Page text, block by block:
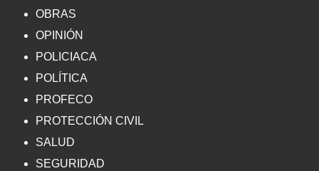
OBRAS
OPINIÓN
POLICIACA
POLÍTICA
PROFECO
PROTECCIÓN CIVIL
SALUD
SEGURIDAD